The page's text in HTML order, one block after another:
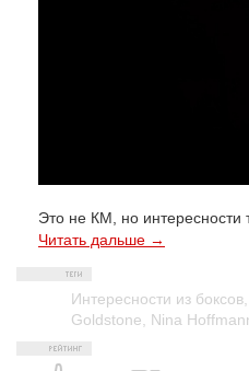
Это не КМ, но интересности
Читать дальше →
Интересности из боксов
Goldstone
Nina